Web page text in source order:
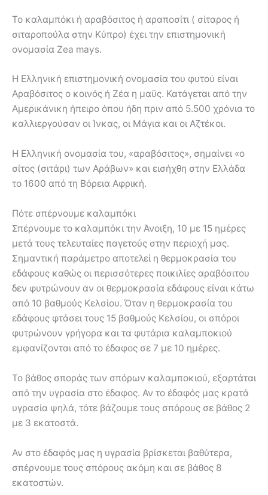
Το καλαμπόκι ή αραβόσιτος ή αραποσίτι ( σίταρος ή
σιταροπούλα στην Κύπρο) έχει την επιστημονική
ονομασία Zea mays.
Η Ελληνική επιστημονική ονομασία του φυτού είναι
Αραβόσιτος ο κοινός ή Ζέα η μαϋς. Κατάγεται από την
Αμερικάνικη ήπειρο όπου ήδη πριν από 5.500 χρόνια το
καλλιεργούσαν οι Ίνκας, οι Μάγια και οι Αζτέκοι.
Η Ελληνική ονομασία του, «αραβόσιτος», σημαίνει «ο
σίτος (σιτάρι) των Αράβων» και εισήχθη στην Ελλάδα
το 1600 από τη Βόρεια Αφρική.
Πότε σπέρνουμε καλαμπόκι
Σπέρνουμε το καλαμπόκι την Άνοιξη, 10 με 15 ημέρες
μετά τους τελευταίες παγετούς στην περιοχή μας.
Σημαντική παράμετρο αποτελεί η θερμοκρασία του
εδάφους καθώς οι περισσότερες ποικιλίες αραβόσιτου
δεν φυτρώνουν αν οι θερμοκρασία εδάφους είναι κάτω
από 10 βαθμούς Κελσίου. Όταν η θερμοκρασία του
εδάφους φτάσει τους 15 βαθμούς Κελσίου, οι σπόροι
φυτρώνουν γρήγορα και τα φυτάρια καλαμποκιού
εμφανίζονται από το έδαφος σε 7 με 10 ημέρες.
Το βάθος σποράς των σπόρων καλαμποκιού, εξαρτάται
από την υγρασία στο έδαφος. Αν το έδαφός μας κρατά
υγρασία ψηλά, τότε βάζουμε τους σπόρους σε βάθος 2
με 3 εκατοστά.
Αν στο έδαφός μας η υγρασία βρίσκεται βαθύτερα,
σπέρνουμε τους σπόρους ακόμη και σε βάθος 8
εκατοστών.